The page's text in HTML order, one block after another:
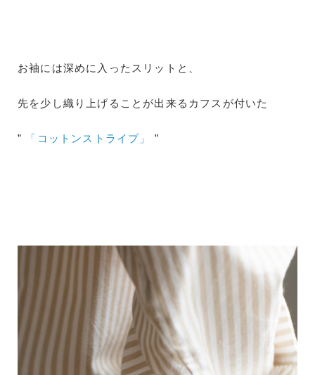
お袖には深めに入ったスリットと、
先を少し織り上げることが出来るカフスが付いた
” 「コットンストライプ」 ”